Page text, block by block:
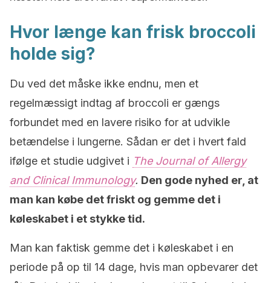
Hvor længe kan frisk broccoli
holde sig?
Du ved det måske ikke endnu, men et
regelmæssigt indtag af broccoli er gængs
forbundet med en lavere risiko for at udvikle
betændelse i lungerne. Sådan er det i hvert fald
ifølge et studie udgivet i The Journal of Allergy
and Clinical Immunology. Den gode nyhed er, at
man kan købe det friskt og gemme det i
køleskabet i et stykke tid.
Man kan faktisk gemme det i køleskabet i en
periode på op til 14 dage, hvis man opbevarer det